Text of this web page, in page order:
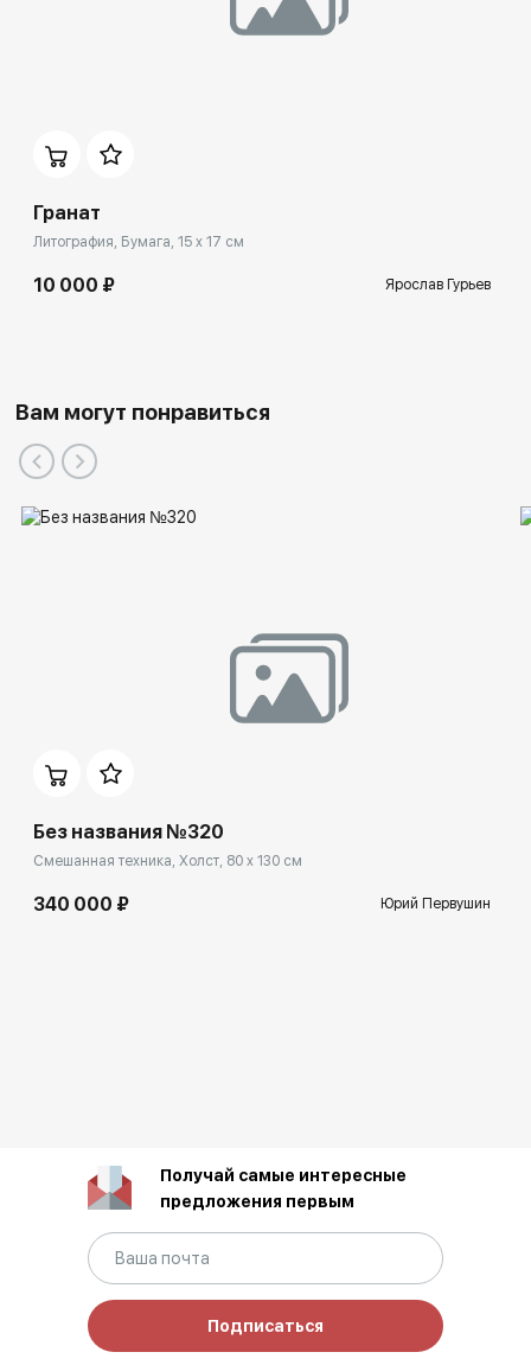
Гранат
Литография, Бумага, 15 x 17 см
10 000 ₽ Ярослав Гурьев
Вам могут понравиться
Без названия №320
Смешанная техника, Холст, 80 x 130 см
340 000 ₽ Юрий Первушин
Получай самые интересные
предложения первым
Подписаться